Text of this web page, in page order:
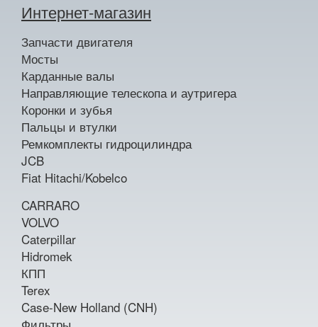
Интернет-магазин
Запчасти двигателя
Мосты
Карданные валы
Направляющие телескопа и аутригера
Коронки и зубья
Пальцы и втулки
Ремкомплекты гидроцилиндра
JCB
Fiat Hitachi/Kobelco
CARRARO
VOLVO
Caterpillar
Hidromek
КПП
Terex
Case-New Holland (CNH)